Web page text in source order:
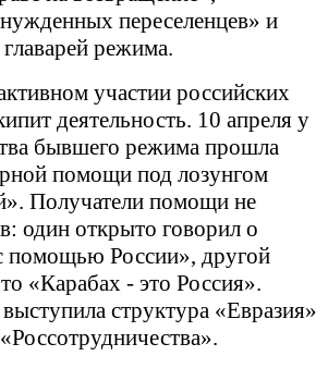
переселенцев» и
режима.
участии российских
деятельность. 10 апреля у
бывшего режима прошла
помощи под лозунгом
Получатели помощи не
один открыто говорил о
помощью России», другой
«Карабах - это Россия».
структура «Евразия»